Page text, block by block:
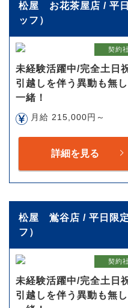
松屋 お花茶屋店 / 平
ッフ）
契約
未経験活躍中/完全土日
引越しを伴う異動も無
一緒！
月給 215,000円～
詳細を見る
松屋 鴬谷店 / 平日限
フ）
契約
未経験活躍中/完全土日
引越しを伴う異動も無